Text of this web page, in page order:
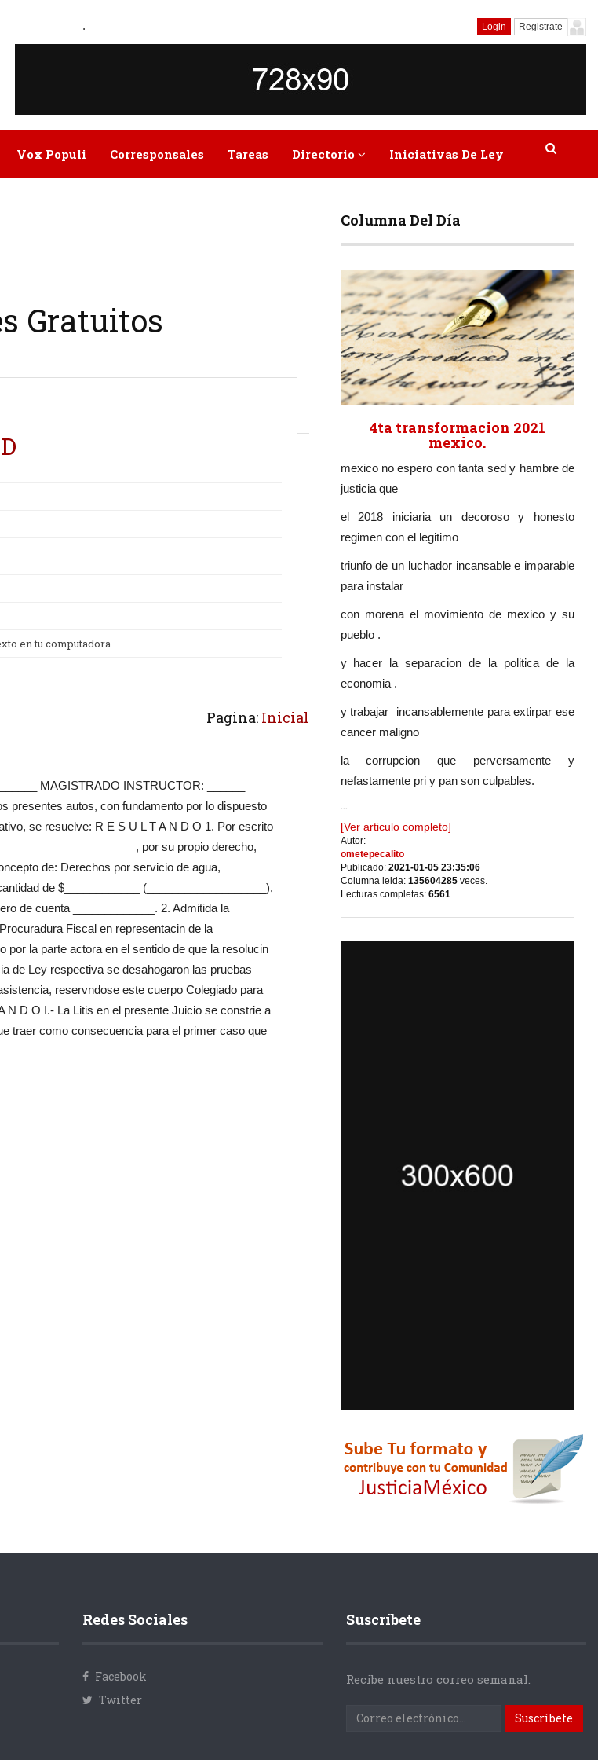
. Login Registrate
Vox Populi Corresponsales Tareas Directorio Iniciativas De Ley
Gratuitos
en tu computadora.
Pagina: Inicial
MAGISTRADO INSTRUCTOR: ______
presentes autos, con fundamento por lo dispuesto
se resuelve: R E S U L T A N D O 1. Por escrito
por su propio derecho,
de: Derechos por servicio de agua,
de $____________ (___________________),
de cuenta _____________. 2. Admitida la
Fiscal en representacin de la
por la parte actora en el sentido de que la resolucin
de Ley respectiva se desahogaron las pruebas
reservndose este cuerpo Colegiado para
D O I.- La Litis en el presente Juicio se constrie a
traer como consecuencia para el primer caso que
Columna Del Día
4ta transformacion 2021
mexico.
mexico no espero con tanta sed y hambre de
justicia que
el 2018 iniciaria un decoroso y honesto
regimen con el legitimo
triunfo de un luchador incansable e imparable
para instalar
con morena el movimiento de mexico y su
pueblo .
y hacer la separacion de la politica de la
economia .
y trabajar incansablemente para extirpar ese
cancer maligno
la corrupcion que perversamente y
nefastamente pri y pan son culpables.
...
[Ver articulo completo]
Autor:
ometepecalito
Publicado: 2021-01-05 23:35:06
Columna leida: 135604285veces.
Lecturas completas: 6561
Redes Sociales
Facebook
Twitter
Suscríbete
Recibe nuestro correo semanal.